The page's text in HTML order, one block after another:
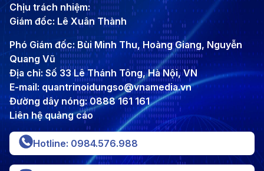
Chịu trách nhiệm:
Giám đốc: Lê Xuân Thành
Phó Giám đốc: Bùi Minh Thu, Hoàng Giang, Nguyễn
Quang Vũ
Địa chỉ: Số 33 Lê Thánh Tông, Hà Nội, VN
E-mail: quantrinoidungso@vnamedia.vn
Đường dây nóng: 0888 161 161
Liên hệ quảng cáo
Hotline: 0984.576.988